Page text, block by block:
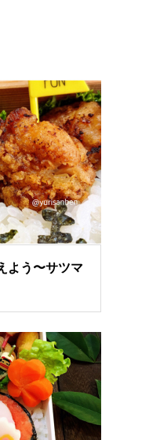
よう〜サツマ